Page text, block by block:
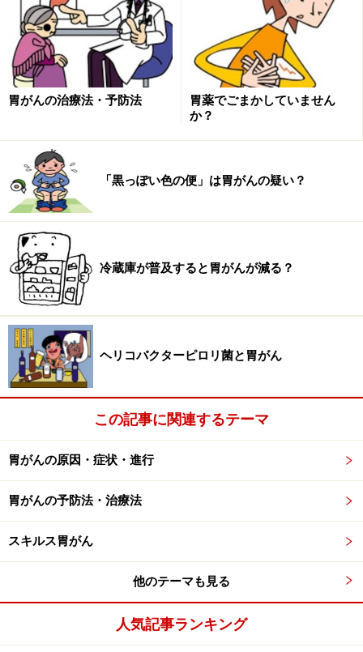
残念ながら、非常に進行して手術が難しい場合でも、胃
がんそのものは一切触らずに、食物の通過を保つために
胃と小腸を吻合してしまうバイパス手術が行われること
もあります。
進行がんの場合には、術前もしくは術後に抗がん剤治療
を行うケースが多いです。新規抗がん剤も開発されてお
り、この分野は今後も発展が期待できます。その一方
で、非常に早期の胃がんの場合には、術後の抗がん剤治
療が不要なケースも良くあります。
また、肝臓への転移については、肝臓の動脈にカテーテ
ルを留置し、そこから直接抗がん剤を注入することもあ
ります。
３）放射線治療
胃がんの放射線治療については、脳や骨への転移に対し
て、これ以上大きくならないように、もしくは痛みを軽
減するように、という目的で、姑息的に行われるケース
になります。
このほかにも、肝臓への転移については、体表面から電
極を差し込んで、マイクロ波で焼灼してしまう処置も行
胃がんでも、やはり、早期発見、早期治療が大切です。
40代に入ってくると、やはり、年に1回の検診を受けら
れることをおすすめします。
胃がんの治療法・予防法
胃薬でごまかしていません
か？
「黒っぽい色の便」は胃がんの疑い？
冷蔵庫が普及すると胃がんが減る？
ヘリコバクターピロリ菌と胃がん
この記事に関連するテーマ
胃がんの原因・症状・進行
胃がんの予防法・治療法
スキルス胃がん
他のテーマも見る
人気記事ランキング